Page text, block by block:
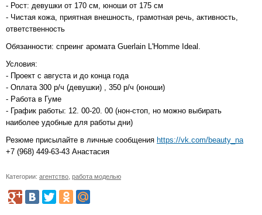
- Рост: девушки от 170 см, юноши от 175 см
- Чистая кожа, приятная внешность, грамотная речь, активность,
ответственность
Обязанности: спреинг аромата Guerlain L'Homme Ideal.
Условия:
- Проект с августа и до конца года
- Оплата 300 р/ч (девушки) , 350 р/ч (юноши)
- Работа в Гуме
- График работы: 12. 00-20. 00 (нон-стоп, но можно выбирать
наиболее удобные для работы дни)
Резюме присылайте в личные сообщения https://vk.com/beauty_na
+7 (968) 449-63-43 Анастасия
Категории: агентство работа моделью